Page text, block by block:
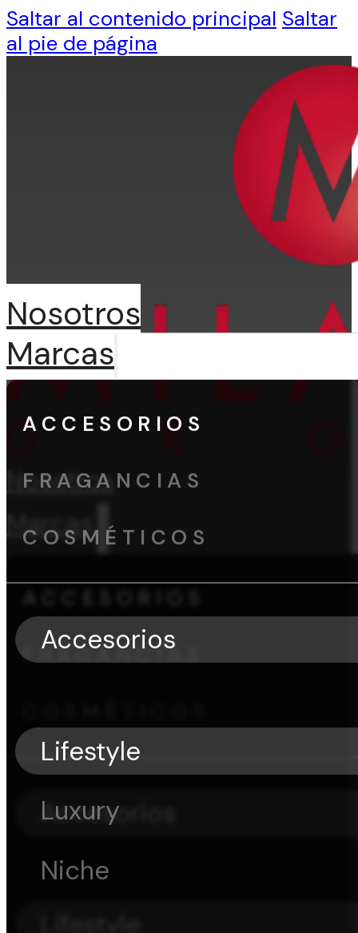
Saltar al contenido principal Saltar
al pie de página
Nosotros
Marcas
ACCESORIOS
FRAGANCIAS
Accesorios
Nosotros
Marcas
ACCESORIOS
FRAGANCIAS
COSMÉTICOS
Accesorios
Lifestyle
Luxury
Niche